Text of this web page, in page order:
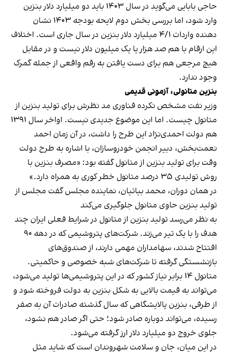
حاجی بابایی می‌گوید در سال ۱۴۰۳ باید دو میلیارد دلار بنزین
وارد شود، اما بررسی بخش دوم لایحه بودجه ۱۴۰۳
نشان
دهنده
واردات ۴/۱ میلیارد دلار بنزین در سال جاری‌ است. اختلاف
این ارقام با هم صد هزار یا یک میلیون دلار نیست و در مقابل
هیچ مرجعی هم برای دست یافتن به رقم واقعی از جمله گمرک
وجود ندارد.
بنزین متانولی، آزمونی قدیمی
وزیر نفت مشخص نکرده فناوری مد نظرش برای تولید بنزین از
متانول چیست. اما این موضوع جدیدی نیست. اواخر سال ۱۳۹۱
هم دولت احمدی‌نژاد این طرح را داشت، در آن زمان احمد
نعمت‌بخش، دبیر انجمن خودروسازان، با اشاره به طرح دولت
وقت برای تولید بنزین از متانولگفته بود: «مصرف بنزین با
روش تولیدی ۳۵ درصد متانول خطر کوری به همراه دارد.»
در همان دوران، محمد بیاتیان، نماینده مجلسگفت مجلس از
توليد بنزين حاوی متانول جلوگيری می‌كند
به نظر می‌رسد تولید بنزین از متانول در شرایط فعلی ایران چند
هدف را با یک تیر می‌زند. شرکت‌های پتروشیمی که در دهه ۹۰
افتتاح شدند، سهامداران مهمی دارند، از صندوق‌های
بازنشستگی گرفته تا شرکت‌های شبه خصوصی و حاکمیتی.
متانول ۱۴ برابر نیاز کشور که در این پتروشیمی‌ها تولید می‌شود،
می‌تواند به قیمت بالایی به شکل بنزین به دولت فروخته شود و
از طرفی، بنزین پالایشگاهی که سال‌ گذشته صادرات آن به صفر
رسیده، می‌تواند دوباره صادر شود؛ حتی اگر صادر هم نشود،
جلوی خروج دو میلیارد دلار ارز گرفته می‌شود.
در این میان، جان و سلامت شهروندان است که شاید مثل